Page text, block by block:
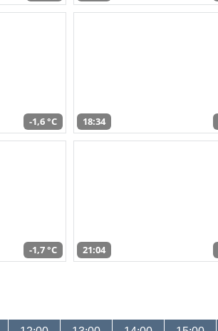
-1,6 °C 18:34
-1,7 °C 21:04